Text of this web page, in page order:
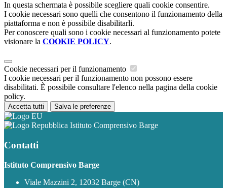
In questa schermata è possibile scegliere quali cookie consentire.
I cookie necessari sono quelli che consentono il funzionamento della
piattaforma e non è possibile disabilitarli.
Per conoscere quali sono i cookie necessari al funzionamento potete
visionare la COOKIE POLICY.
Cookie necessari per il funzionamento
I cookie necessari per il funzionamento non possono essere
disabilitati. È possibile consultare l'elenco nella pagina della cookie
policy.
Accetta tutti Salva le preferenze
Istituto Comprensivo Barge
Contatti
Istituto Comprensivo Barge
Viale Mazzini 2, 12032 Barge (CN)